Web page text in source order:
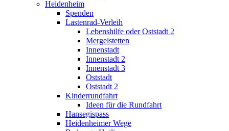
Heidenheim
Spenden
Lastenrad-Verleih
Lebenshilfe oder Oststadt 2
Mergelstetten
Innenstadt
Innenstadt 2
Innenstadt 3
Oststadt
Oststadt 2
Kinderrundfahrt
Ideen für die Rundfahrt
Hansegispass
Heidenheimer Wege